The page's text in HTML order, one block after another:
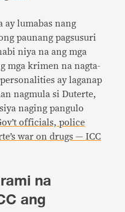
ay lumabas nang
paunang pagsusuri
niya na ang mga
mga krimen na nagta-
ay laganap
nagmula si Duterte,
naging pangulo
officials, police
war on drugs — ICC
na
ang